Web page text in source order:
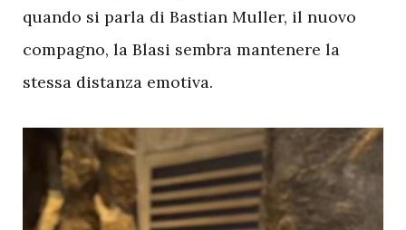
quando si parla di Bastian Muller, il nuovo
compagno, la Blasi sembra mantenere la
stessa distanza emotiva.